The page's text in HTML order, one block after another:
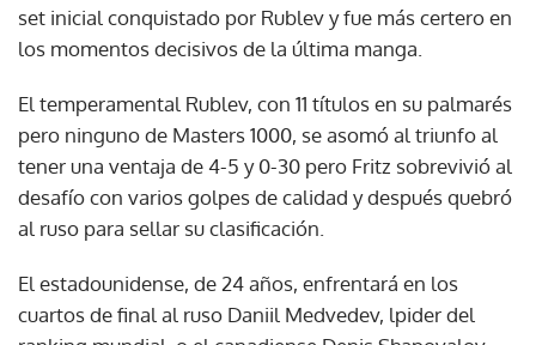
set inicial conquistado por Rublev y fue más certero en
los momentos decisivos de la última manga.
El temperamental Rublev, con 11 títulos en su palmarés
pero ninguno de Masters 1000, se asomó al triunfo al
tener una ventaja de 4-5 y 0-30 pero Fritz sobrevivió al
desafío con varios golpes de calidad y después quebró
al ruso para sellar su clasificación.
El estadounidense, de 24 años, enfrentará en los
cuartos de final al ruso Daniil Medvedev, lpider del